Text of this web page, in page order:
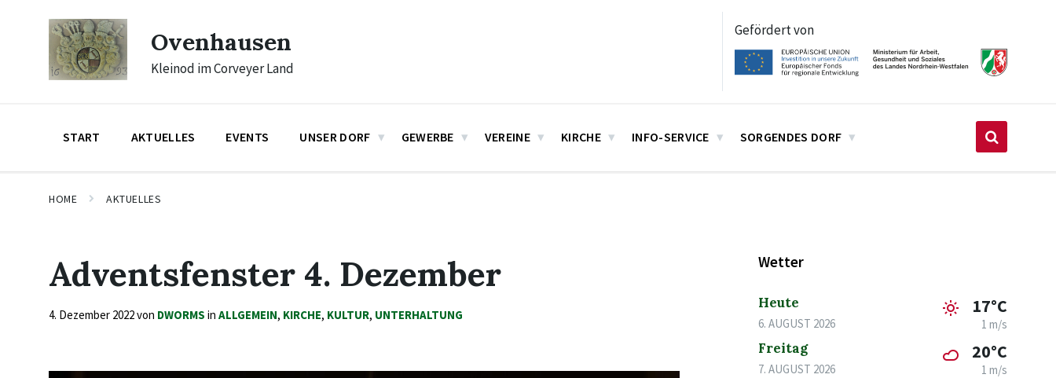
navigation
Ovenhausen
Kleinod im Corveyer Land
Gefördert von
START AKTUELLES EVENTS UNSER DORF GEWERBE VEREINE KIRCHE INFO-SERVICE SORGENDES DORF
HOME AKTUELLES
Adventsfenster 4. Dezember
4. Dezember 2022von DWORMS in ALLGEMEIN, KIRCHE, KULTUR, UNTERHALTUNG
Wetter
Heute
6. AUGUST 2026
17°C
1 m/s
Freitag
7. AUGUST 2026
20°C
1 m/s